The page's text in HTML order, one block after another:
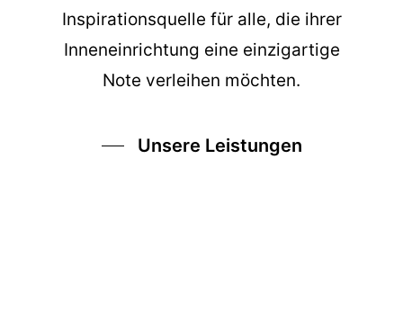
Inspirationsquelle für alle, die ihrer
Inneneinrichtung eine einzigartige
Note verleihen möchten.
Unsere Leistungen